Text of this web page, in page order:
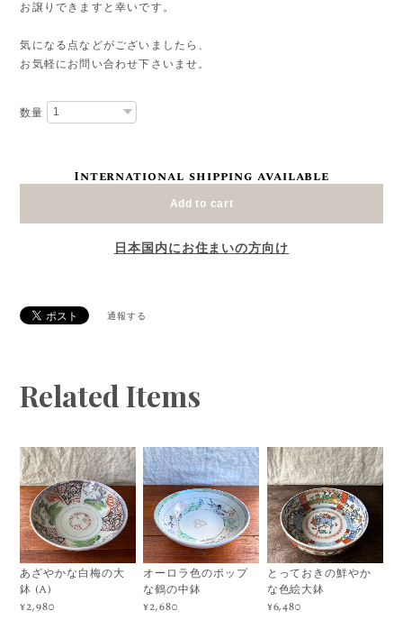
お譲りできますと幸いです。
気になる点などがございましたら、
お気軽にお問い合わせ下さいませ。
数量
International shipping available
Add to cart
日本国内にお住まいの方向け
通報する
Related Items
あざやかな白梅の大
鉢 (A)
¥2,980
オーロラ色のポップ
な鶴の中鉢
¥2,680
とっておきの鮮やか
な色絵大鉢
¥6,480